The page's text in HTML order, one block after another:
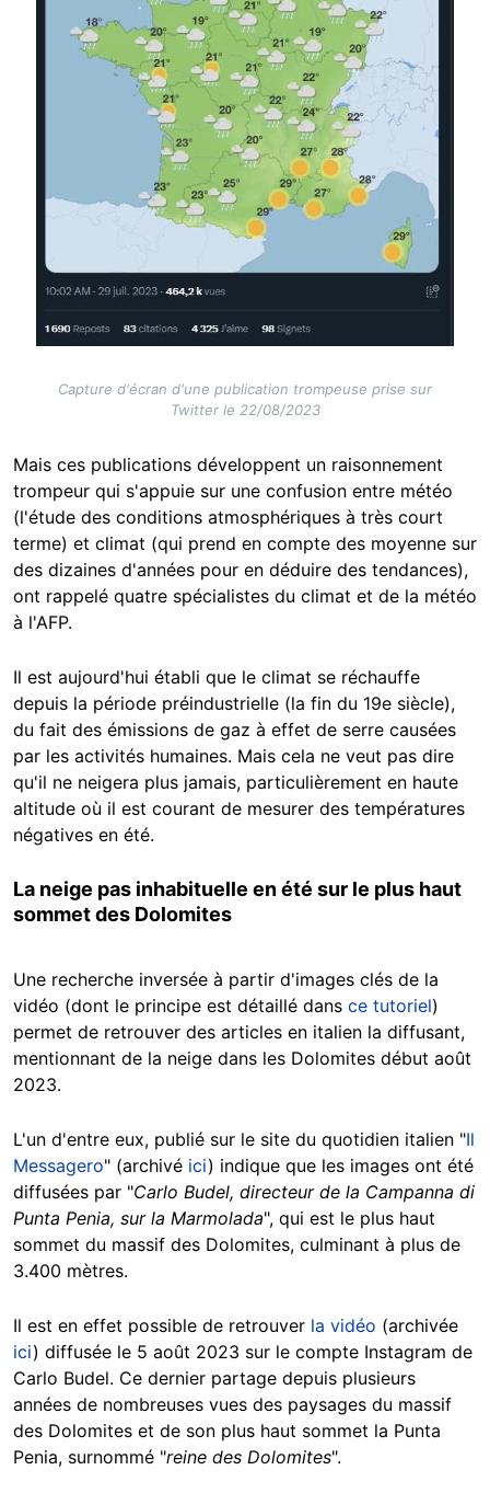
Capture d'écran d'une publication trompeuse prise sur
Twitter le 22/08/2023
Mais ces publications développent un raisonnement
trompeur qui s'appuie sur une confusion entre météo
(l'étude des conditions atmosphériques à très court
terme) et climat (qui prend en compte des moyenne sur
des dizaines d'années pour en déduire des tendances),
ont rappelé quatre spécialistes du climat et de la météo
à l'AFP.
Il est aujourd'hui établi que le climat se réchauffe
depuis la période préindustrielle (la fin du 19e siècle),
du fait des émissions de gaz à effet de serre causées
par les activités humaines. Mais cela ne veut pas dire
qu'il ne neigera plus jamais, particulièrement en haute
altitude où il est courant de mesurer des températures
négatives en été.
La neige pas inhabituelle en été sur le plus haut
sommet des Dolomites
Une recherche inversée à partir d'images clés de la
vidéo (dont le principe est détaillé dans ce tutoriel)
permet de retrouver des articles en italien la diffusant,
mentionnant de la neige dans les Dolomites début août
2023.
L'un d'entre eux, publié sur le site du quotidien italien "Il
Messagero" (archivé ici) indique que les images ont été
diffusées par "Carlo Budel, directeur de la Campanna di
Punta Penia, sur la Marmolada", qui est le plus haut
sommet du massif des Dolomites, culminant à plus de
3.400 mètres.
Il est en effet possible de retrouver la vidéo (archivée
ici) diffusée le 5 août 2023 sur le compte Instagram de
Carlo Budel. Ce dernier partage depuis plusieurs
années de nombreuses vues des paysages du massif
des Dolomites et de son plus haut sommet la Punta
Penia, surnommé "reine des Dolomites".